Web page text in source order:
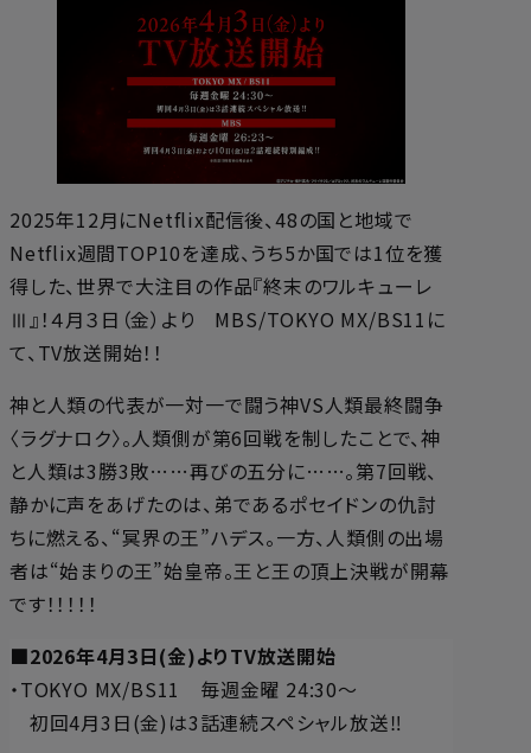
2025年12月にNetflix配信後、48の国と地域で
Netflix週間TOP10を達成、うち5か国では1位を獲
得した、世界で大注目の作品『終末のワルキューレ
Ⅲ』！４月３日（金）より MBS/TOKYO MX/BS11に
て、TV放送開始！！
神と人類の代表が一対一で闘う神VS人類最終闘争
〈ラグナロク〉。人類側が第6回戦を制したことで、神
と人類は3勝3敗……再びの五分に……。第7回戦、
静かに声をあげたのは、弟であるポセイドンの仇討
ちに燃える、“冥界の王”ハデス。一方、人類側の出場
者は“始まりの王”始皇帝。王と王の頂上決戦が開幕
です！！！！！
■2026年4月3日(金)よりTV放送開始
・TOKYO MX/BS11 毎週金曜 24:30～
初回4月3日(金)は3話連続スペシャル放送‼